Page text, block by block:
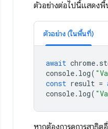
ตัวอย่างต่อไปนี้แสดง
ตัวอย่าง (ในพื้นที่)
await chrome.
console. log(
const result =
console. log(
หากต้องการดูการสาธิ